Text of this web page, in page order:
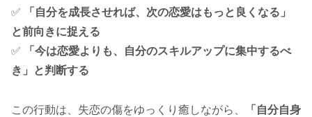
✅
「自分を成長させれば、次の恋愛はもっと良くなる」
と前向きに捉える
✅
「今は恋愛よりも、自分のスキルアップに集中するべ
き」と判断する
この行動は、失恋の傷をゆっくり癒しながら、
「自分自身